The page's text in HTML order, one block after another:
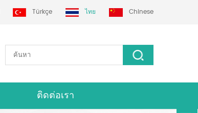
Türkçe ไทย Chinese
ติดต่อเรา